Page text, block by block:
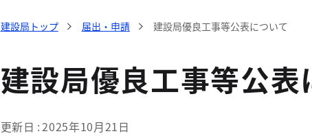
建設局トップ 届出・申請 建設局優良工事等公表について
建設局優良工事等公表
更新日 2025年10月21日